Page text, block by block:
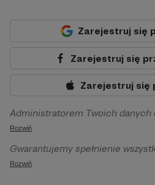
Zarejestruj się
Zarejestruj się
Zarejestruj się
Administratorem Twoich
sp. z o.o. z siedziba w Warszawie,
092 Warszawa. Twoje dane
szczególności w celu wykonania
Rozwiń
Gwarantujemy spełnienie
wynikających z ogólnego
Rozwiń